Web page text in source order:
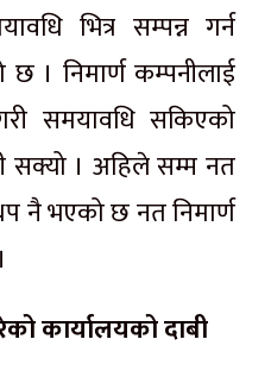
भित्र सम्पन्न गर्न
। निमार्ण कम्पनीलाई
समयावधि सकिएको
सक्यो । अहिले सम्म नत
नै भएको छ नत निमार्ण
कार्यालयको दाबी